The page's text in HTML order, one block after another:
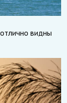
видны